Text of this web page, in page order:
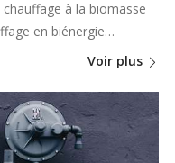
à la biomasse
en biénergie…
Voir plus